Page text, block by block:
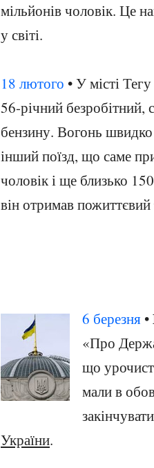
мільйонів чоловік. Це
у світі.
18 лютого • У місті
56-річний безробітний,
бензину. Вогонь швидко
інший поїзд, що саме
чоловік і ще близько
він отримав
6 березня •
«Про
що
мали в
України.